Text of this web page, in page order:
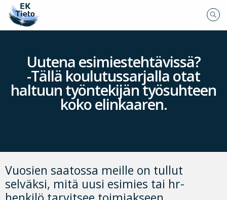
Uutena esimiestehtävissä?
-Tällä koulutussarjalla otat
haltuun työntekijän työsuhteen
koko elinkaaren.
Vuosien saatossa meille on tullut
selväksi, mitä uusi esimies tai hr-